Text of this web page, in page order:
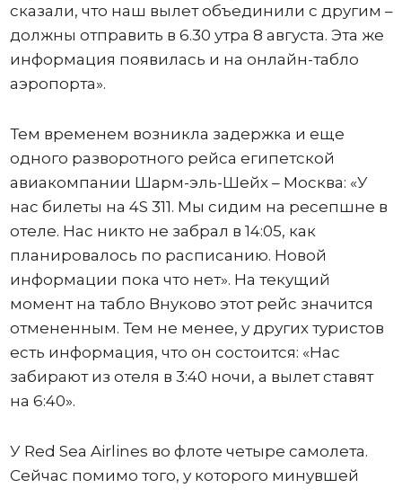
сказали, что наш вылет объединили с другим –
должны отправить в 6.30 утра 8 августа. Эта же
информация появилась и на онлайн-табло
аэропорта».
Тем временем возникла задержка и еще
одного разворотного рейса египетской
авиакомпании Шарм-эль-Шейх – Москва: «У
нас билеты на 4S 311. Мы сидим на ресепшне в
отеле. Нас никто не забрал в 14:05, как
планировалось по расписанию. Новой
информации пока что нет». На текущий
момент на табло Внуково этот рейс значится
отмененным. Тем не менее, у других туристов
есть информация, что он состоится: «Нас
забирают из отеля в 3:40 ночи, а вылет ставят
на 6:40».
У Red Sea Airlines во флоте четыре самолета.
Сейчас помимо того, у которого минувшей